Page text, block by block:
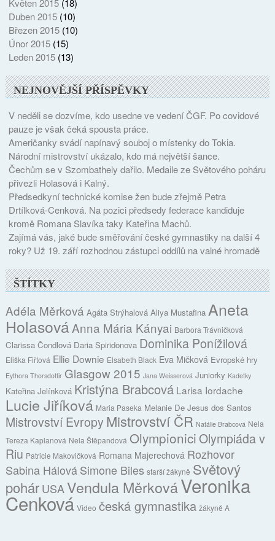
Květen 2015(18)
Duben 2015(10)
Březen 2015(10)
Únor 2015(15)
Leden 2015(13)
NEJNOVĚJŠÍ PŘÍSPĚVKY
V neděli se dozvíme, kdo usedne ve vedení ČGF. Po covidové
pauze je však čeká spousta práce.
Američanky svádí napínavý souboj o místenky do Tokia.
Národní mistrovství ukázalo, kdo má největší šance.
Čechům se v Szombathely dařilo. Medaile ze Světového poháru
přivezli Holasová i Kalný.
Předsedkyní technické komise žen bude zřejmě Petra
Drtílková-Cenková. Na pozici předsedy federace kandiduje
kromě Romana Slavíka taky Kateřina Machů.
Zajímá vás, jaké bude směřování české gymnastiky na další 4
roky? Už 19. září rozhodnou zástupci oddílů na valné hromadě
ŠTÍTKY
Adéla Měrková Agáta Strýhalová Aliya Mustafina Aneta
HolasováAnna Mária Kányai Barbora Trávničková
Clarissa Čondlová Daria Spiridonova Dominika Ponížilová
Eliška Fiřtová Ellie Downie Elsabeth Black Eva Mičková Evropské hry
Eythora Thorsdottir Glasgow 2015 Jana Weisserová Juniorky Kadetky
Kateřina Jelínková Kristýna Brabcová Larisa Iordache
Lucie Jiříková Maria Paseka Melanie De Jesus dos Santos
Mistrovství Evropy Mistrovství ČR Natálie Brabcová Nela
Tereza Kaplanová Nela Štěpandová OlympioniciOlympiáda v
Riu Patricie Makovičková Romana Majerechová Rozhovor
Sabina HálováSimone Biles starší žákyně Světový
pohárUSA Vendula MěrkováVeronika
Cenková Video česká gymnastika žákyně A